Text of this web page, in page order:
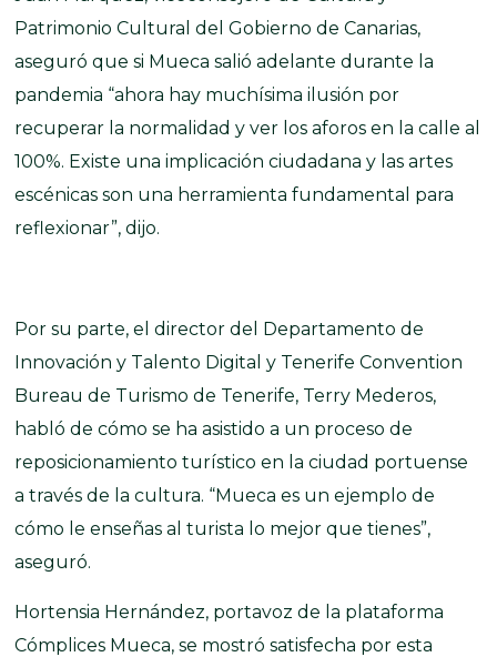
Patrimonio Cultural del Gobierno de Canarias,
aseguró que si Mueca salió adelante durante la
pandemia “ahora hay muchísima ilusión por
recuperar la normalidad y ver los aforos en la calle al
100%. Existe una implicación ciudadana y las artes
escénicas son una herramienta fundamental para
reflexionar”, dijo.
Por su parte, el director del Departamento de
Innovación y Talento Digital y Tenerife Convention
Bureau de Turismo de Tenerife, Terry Mederos,
habló de cómo se ha asistido a un proceso de
reposicionamiento turístico en la ciudad portuense
a través de la cultura. “Mueca es un ejemplo de
cómo le enseñas al turista lo mejor que tienes”,
aseguró.
Hortensia Hernández, portavoz de la plataforma
Cómplices Mueca, se mostró satisfecha por esta